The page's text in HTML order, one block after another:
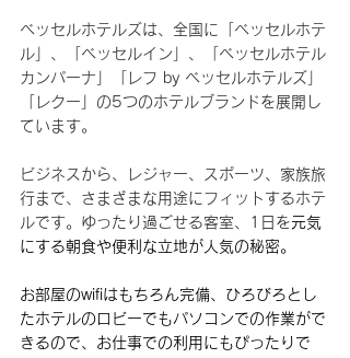
ベッセルホテルズは、全国に「ベッセルホテ
ル」、「ベッセルイン」、「ベッセルホテル
カンパーナ」「レフ by ベッセルホテルズ」
「レクー」の5つのホテルブランドを展開し
ています。
ビジネスから、レジャー、スポーツ、家族旅
行まで、さまざまな用途にフィットするホテ
ルです。ゆったり過ごせる客室、1日を元気
にする朝食や便利な立地が人気の秘密。
お部屋のwifiはもちろん完備、ひろびろとし
たホテルのロビーでもパソコンでの作業がで
きるので、お仕事での利用にもぴったりで